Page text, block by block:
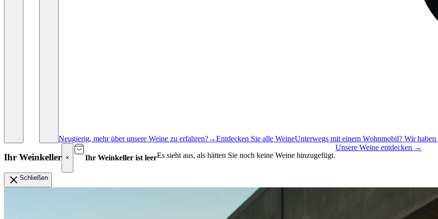
Neugierig, mehr über unsere Weine zu erfahren?→Entdecken Sie alle WeineUnterwegs mit einem Wohnmobil? Wir
Ihr Weinkeller × Ihr Weinkeller ist leerEs sieht aus, als hätten Sie noch keine Weine hinzugefügt.
Unsere Weine entdecken →
Schließen